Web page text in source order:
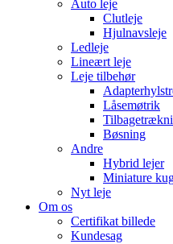
Auto leje
Clutleje
Hjulnavsleje
Ledleje
Lineært leje
Leje tilbehør
Låsemøtrik
Bøsning
Andre
Hybrid lejer
Miniature
Nyt leje
Om os
Certifikat billede
Kundesag